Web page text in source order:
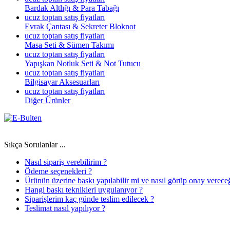
Bardak Altlığı & Para Tabağı
ucuz toptan satış fiyatları
Evrak Çantası & Sekreter Bloknot
ucuz toptan satış fiyatları
Masa Seti & Sümen Takımı
ucuz toptan satış fiyatları
Yapışkan Notluk Seti & Not Tutucu
ucuz toptan satış fiyatları
Bilgisayar Aksesuarları
ucuz toptan satış fiyatları
Diğer Ürünler
Sıkça Sorulanlar ...
Nasıl sipariş verebilirim ?
Ödeme seçenekleri ?
Ürünün üzerine baskı yapılabilir mi ve nasıl görüp onay
Hangi baskı teknikleri uygulanıyor ?
Siparişlerim kaç günde teslim edilecek ?
Teslimat nasıl yapılıyor ?